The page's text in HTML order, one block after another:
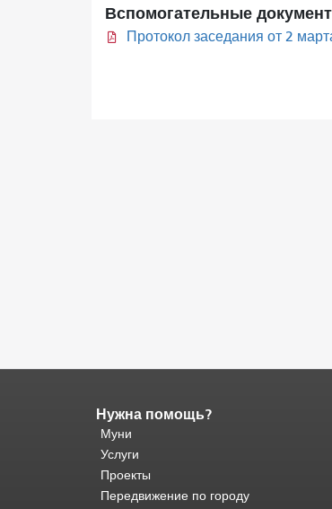
Вспомогательные
Протокол заседания от 2
Конец
содержимого
страницы.
часть
этой
Нужна помощь?
Муни
Услуги
Проекты
Передвижение по городу